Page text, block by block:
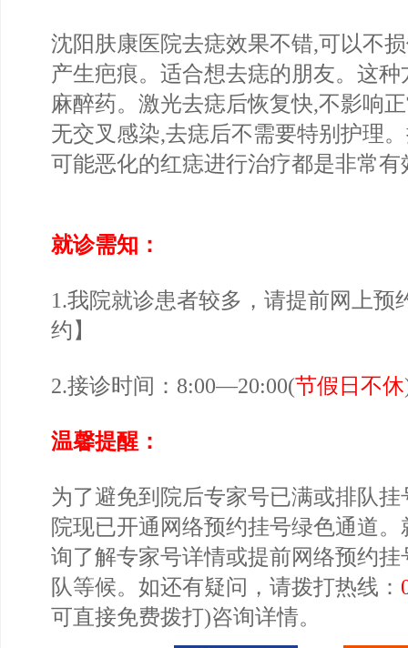
沈阳肤康医院去痣效果不错,可以不
产生疤痕。适合想去痣的朋友。这
麻醉药。激光去痣后恢复快,不影响
无交叉感染,去痣后不需要特别护理
可能恶化的红痣进行治疗都是非常有
就诊需知：
1.我院就诊患者较多，请提前网上预
约 】
2.接诊时间：8:00—20:00(节假日不休
温馨提醒：
为了避免到院后专家号已满或排队
院现已开通网络预约挂号绿色通道
询了解专家号详情或提前网络预约
队等候。如还有疑问，请拨打热线：
可直接免费拨打)咨询详情。